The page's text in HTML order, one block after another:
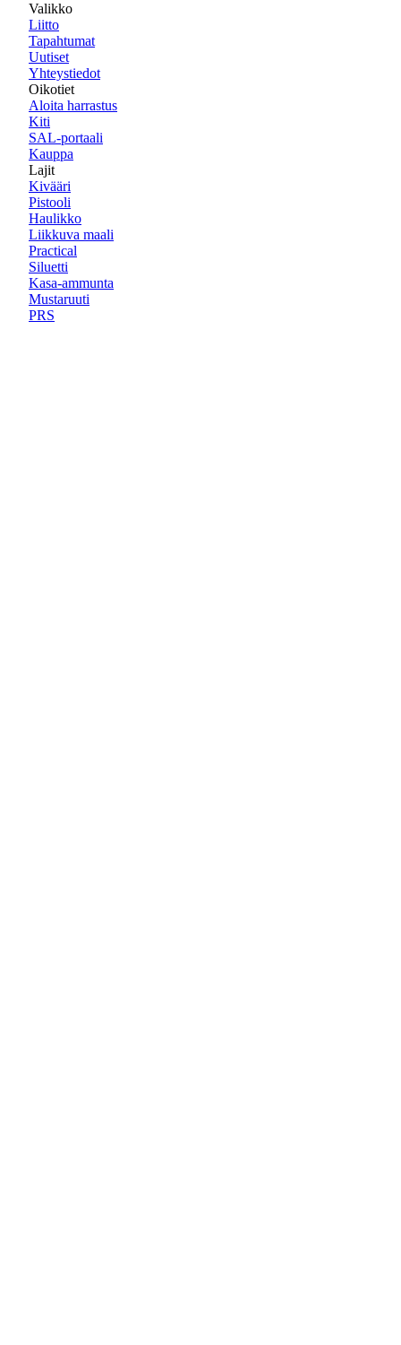
Valikko
Liitto
Tapahtumat
Uutiset
Yhteystiedot
Oikotiet
Aloita harrastus
Kiti
SAL-portaali
Kauppa
Lajit
Kivääri
Pistooli
Haulikko
Liikkuva maali
Practical
Siluetti
Kasa-ammunta
Mustaruuti
PRS